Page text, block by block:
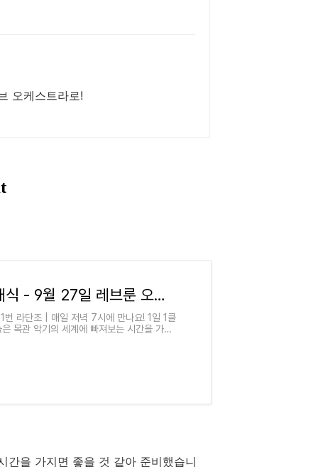
오케스트라로!
30화 저녁 7시 클래식 - 9월 27일 레브룬 오보에 협주곡
라단조 | 매일 저녁 7시에 만나요! 1일 1클
목관 악기의 세계에 빠져보는 시간을 가지
을 가지면 좋을 것 같아 준비했습니